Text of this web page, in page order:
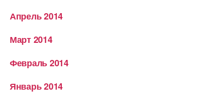
Апрель 2014
Март 2014
Февраль 2014
Январь 2014